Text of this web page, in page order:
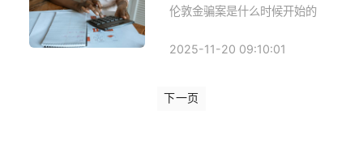
伦敦金骗案是什么时候开始的
2025-11-20 09:10:01
下一页